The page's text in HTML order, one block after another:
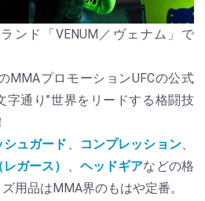
ンド「VENUM／ヴェナム」で
MMAプロモーションUFCの公式
字通り”世界をリードする格闘技
シュガード コンプレッション、
ガース） ヘッドギアなどの格
用品はMMA界のもはや定番。